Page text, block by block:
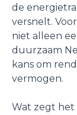
de
versnelt.
niet alleen
duurzaam
kans om
vermogen.
Wat zegt het